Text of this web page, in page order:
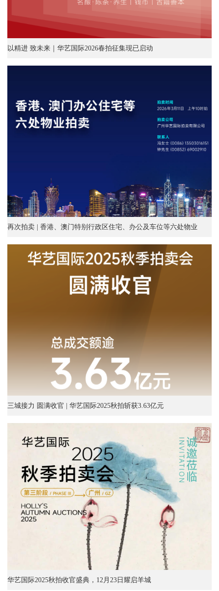
以精进 致未来｜华艺国际2026春拍征集现已启动
再次拍卖 | 香港、澳门特别行政区住宅、办公及车位等六处物业
三城接力 圆满收官 | 华艺国际2025秋拍斩获3.63亿元
华艺国际2025秋拍收官盛典，12月23日耀启羊城